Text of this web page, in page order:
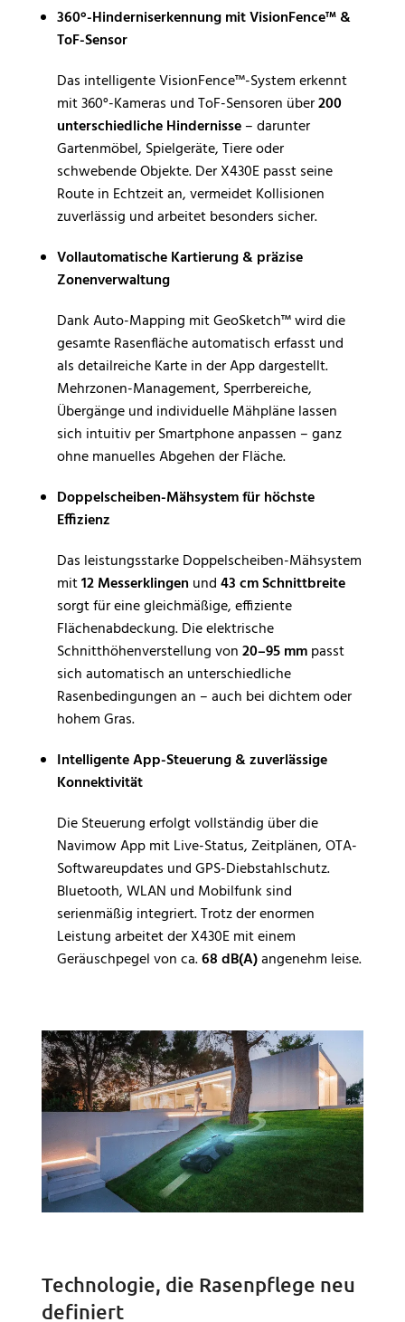
360°-Hinderniserkennung mit VisionFence™ &
ToF-Sensor
Das intelligente VisionFence™-System erkennt
mit 360°-Kameras und ToF-Sensoren über200
unterschiedliche Hindernisse– darunter
Gartenmöbel, Spielgeräte, Tiere oder
schwebende Objekte. Der X430E passt seine
Route in Echtzeit an, vermeidet Kollisionen
zuverlässig und arbeitet besonders sicher.
Vollautomatische Kartierung & präzise
Zonenverwaltung
Dank Auto-Mapping mit GeoSketch™ wird die
gesamte Rasenfläche automatisch erfasst und
als detailreiche Karte in der App dargestellt.
Mehrzonen-Management, Sperrbereiche,
Übergänge und individuelle Mähpläne lassen
sich intuitiv per Smartphone anpassen – ganz
ohne manuelles Abgehen der Fläche.
Doppelscheiben-Mähsystem für höchste
Effizienz
Das leistungsstarke Doppelscheiben-Mähsystem
mit12 Messerklingen und43 cm Schnittbreite
sorgt für eine gleichmäßige, effiziente
Flächenabdeckung. Die elektrische
Schnitthöhenverstellung von20–95 mmpasst
sich automatisch an unterschiedliche
Rasenbedingungen an – auch bei dichtem oder
hohem Gras.
Intelligente App-Steuerung & zuverlässige
Konnektivität
Die Steuerung erfolgt vollständig über die
Navimow App mit Live-Status, Zeitplänen, OTA-
Softwareupdates und GPS-Diebstahlschutz.
Bluetooth, WLAN und Mobilfunk sind
serienmäßig integriert. Trotz der enormen
Leistung arbeitet der X430E mit einem
Geräuschpegel von ca.68 dB(A)angenehm leise.
Technologie, die Rasenpflege neu
definiert